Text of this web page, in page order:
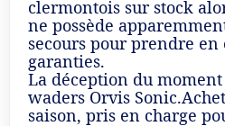
clermontois sur stock
ne possède
secours pour prendre en
garanties.
La déception du
waders Orvis
saison, pris en charge